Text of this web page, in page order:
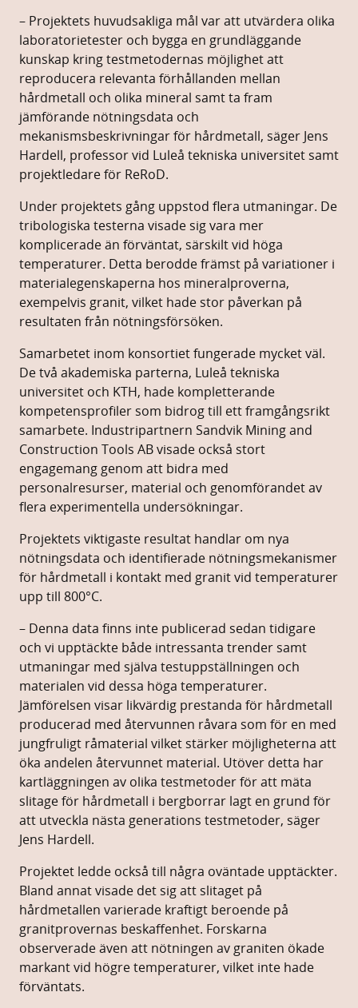
– Projektets huvudsakliga mål var att utvärdera olika
laboratorietester och bygga en grundläggande
kunskap kring testmetodernas möjlighet att
reproducera relevanta förhållanden mellan
hårdmetall och olika mineral samt ta fram
jämförande nötningsdata och
mekanismsbeskrivningar för hårdmetall, säger Jens
Hardell, professor vid Luleå tekniska universitet samt
projektledare för ReRoD.
Under projektets gång uppstod flera utmaningar. De
tribologiska testerna visade sig vara mer
komplicerade än förväntat, särskilt vid höga
temperaturer. Detta berodde främst på variationer i
materialegenskaperna hos mineralproverna,
exempelvis granit, vilket hade stor påverkan på
resultaten från nötningsförsöken.
Samarbetet inom konsortiet fungerade mycket väl.
De två akademiska parterna, Luleå tekniska
universitet och KTH, hade kompletterande
kompetensprofiler som bidrog till ett framgångsrikt
samarbete. Industripartnern Sandvik Mining and
Construction Tools AB visade också stort
engagemang genom att bidra med
personalresurser, material och genomförandet av
flera experimentella undersökningar.
Projektets viktigaste resultat handlar om nya
nötningsdata och identifierade nötningsmekanismer
för hårdmetall i kontakt med granit vid temperaturer
upp till 800°C.
– Denna data finns inte publicerad sedan tidigare
och vi upptäckte både intressanta trender samt
utmaningar med själva testuppställningen och
materialen vid dessa höga temperaturer.
Jämförelsen visar likvärdig prestanda för hårdmetall
producerad med återvunnen råvara som för en med
jungfruligt råmaterial vilket stärker möjligheterna att
öka andelen återvunnet material. Utöver detta har
kartläggningen av olika testmetoder för att mäta
slitage för hårdmetall i bergborrar lagt en grund för
att utveckla nästa generations testmetoder, säger
Jens Hardell.
Projektet ledde också till några oväntade upptäckter.
Bland annat visade det sig att slitaget på
hårdmetallen varierade kraftigt beroende på
granitprovernas beskaffenhet. Forskarna
observerade även att nötningen av graniten ökade
markant vid högre temperaturer, vilket inte hade
förväntats.